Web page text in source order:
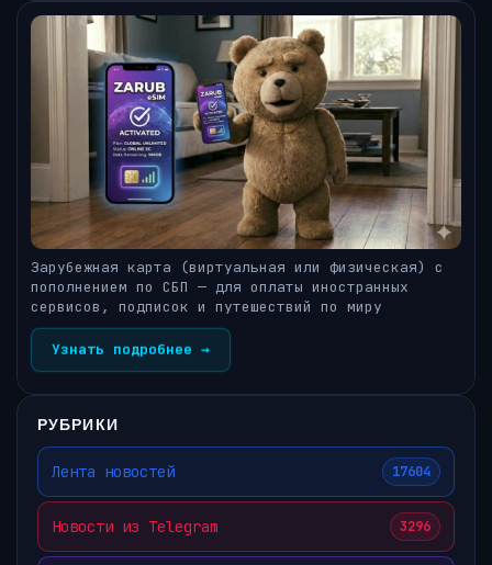
Зарубежная карта (виртуальная или физическая) с
пополнением по СБП — для оплаты иностранных
сервисов, подписок и путешествий по миру
Узнать подробнее →
РУБРИКИ
Лента новостей 17604
Новости из Telegram 3296